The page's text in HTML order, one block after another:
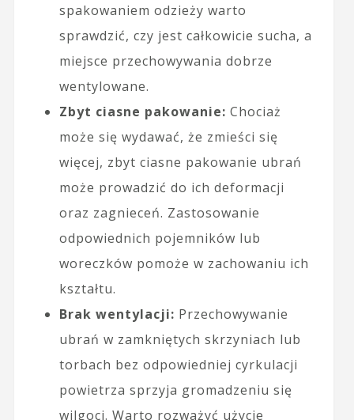
spakowaniem odzieży warto
sprawdzić, czy jest całkowicie sucha, a
miejsce przechowywania dobrze
wentylowane.
Zbyt ciasne pakowanie: Chociaż
może się wydawać, że zmieści się
więcej, zbyt ciasne pakowanie ubrań
może prowadzić do ich deformacji
oraz zagnieceń. Zastosowanie
odpowiednich pojemników lub
woreczków pomoże w zachowaniu ich
kształtu.
Brak wentylacji: Przechowywanie
ubrań w zamkniętych skrzyniach lub
torbach bez odpowiedniej cyrkulacji
powietrza sprzyja gromadzeniu się
wilgoci. Warto rozważyć użycie